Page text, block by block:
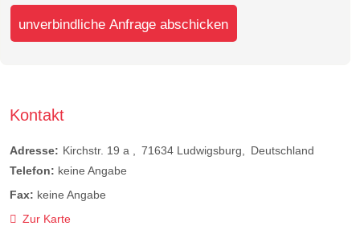
unverbindliche Anfrage abschicken
Kontakt
Adresse: Kirchstr. 19 a 71634 Ludwigsburg
Deutschland
Telefon: keine Angabe
Fax: keine Angabe
Zur Karte